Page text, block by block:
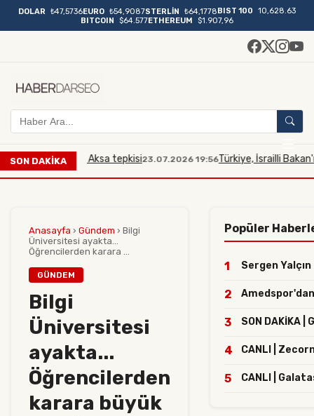
DOLAR ₺47,5736EURO ₺54,9087STERLİN ₺64,1778BIST 100
10,628.63
BITCOIN
$64.577ETHEREUM $1.907,96
SON DAKİKA
Mescidi Aksa tepkisi23.07.2026 19:56Türkiye, İsrailli Bakan'ın
Anasayfa › Gündem › Bilgi
Üniversitesi ayakta...
Öğrencilerden karara ...
GÜNDEM
Bilgi
Üniversitesi
ayakta...
Öğrencilerden
karara büyük
Popüler
1 Sergen
2 Amedspor'dan
3 SON DAKİKA
4 CANLI |
5 CANLI |